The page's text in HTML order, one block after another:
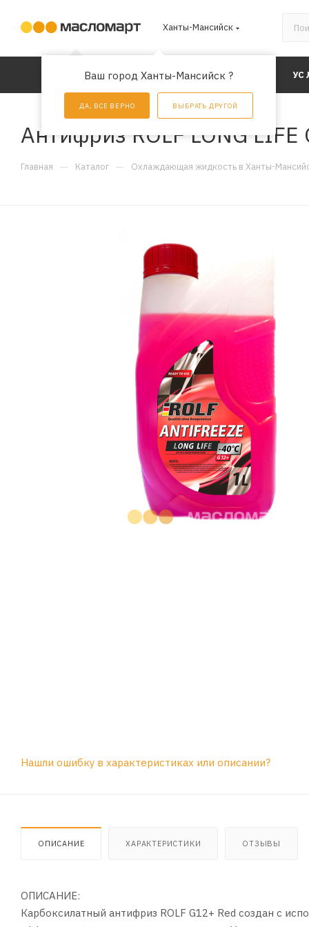
Ханты-Мансийск
Ваш город Ханты-Мансийск ?
ДА, ВСЕ ВЕРНО ВЫБРАТЬ ДРУГОЙ
КАТАЛОГ АКЦИИ
Антифриз ROLF LONG
Главная — Каталог — Охлаждающая жидкость в Ханты-
Нашли ошибку в характеристиках или описании?
ОПИСАНИЕ ХАРАКТЕРИСТИКИ ОТЗЫВЫ
ОПИСАНИЕ:
Карбоксилатный антифриз ROLF G12+ Red создан с